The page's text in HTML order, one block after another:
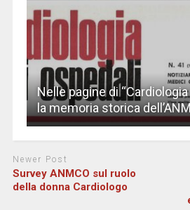
Nelle pagine di
la memoria storica
Newer Post
Survey ANMCO sul ruolo
della donna Cardiologo